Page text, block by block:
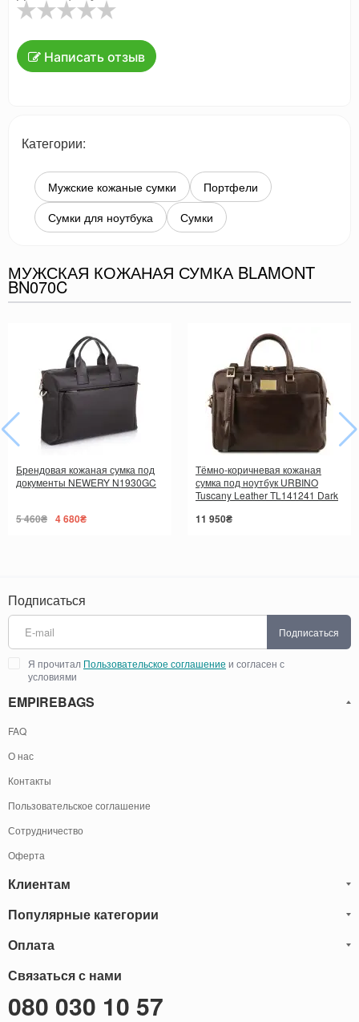
Написать отзыв
Категории:
Мужские кожаные сумки
Портфели
Сумки для ноутбука
Сумки
МУЖСКАЯ КОЖАНАЯ СУМКА BLAMONT
BN070C
Брендовая кожаная сумка под
документы NEWERY N1930GC
5 460₴ 4 680₴
Тёмно-коричневая кожаная
сумка под ноутбук URBINO
Tuscany Leather TL141241 Dark
11 950₴
Подписаться
Подписаться
Я прочитал Пользовательское соглашение и согласен с
условиями
EMPIREBAGS
FAQ
О нас
Контакты
Пользовательское соглашение
Сотрудничество
Оферта
Клиентам
Блог
Обмен и Возврат
Карта сайта
Популярные категории
Мужские кожаные сумки
Саквояжи
Мужские кожаные кошельки
Оплата
Оплату товаров можно
осуществить
Наличными
Связаться с нами
080 030 10 57